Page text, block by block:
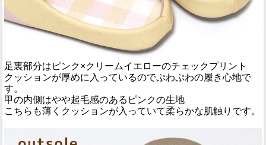
足裏部分はピンク×クリームイエローのチェックプリント
クッションが厚めに入っているのでぷわぷわの履き心地で
す。
甲の内側はやや起毛感のあるピンクの生地
こちらも薄くクッションが入っていて柔らかな肌触りです。